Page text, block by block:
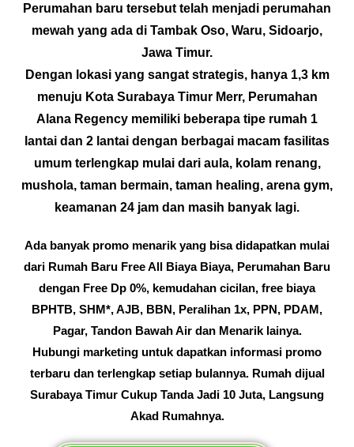
Perumahan baru tersebut telah menjadi perumahan
mewah yang ada di Tambak Oso, Waru, Sidoarjo,
Jawa Timur.
Dengan lokasi yang sangat strategis, hanya 1,3 km
menuju Kota Surabaya Timur Merr, Perumahan
Alana Regency memiliki beberapa tipe rumah 1
lantai dan 2 lantai dengan berbagai macam fasilitas
umum terlengkap mulai dari aula, kolam renang,
mushola, taman bermain, taman healing, arena gym,
keamanan 24 jam dan masih banyak lagi.
Ada banyak promo menarik yang bisa didapatkan mulai
dari Rumah Baru Free All Biaya Biaya, Perumahan Baru
dengan Free Dp 0%, kemudahan cicilan, free biaya
BPHTB, SHM*, AJB, BBN, Peralihan 1x, PPN, PDAM,
Pagar, Tandon Bawah Air dan Menarik lainya.
Hubungi marketing untuk dapatkan informasi promo
terbaru dan terlengkap setiap bulannya. Rumah dijual
Surabaya Timur Cukup Tanda Jadi 10 Juta, Langsung
Akad Rumahnya.